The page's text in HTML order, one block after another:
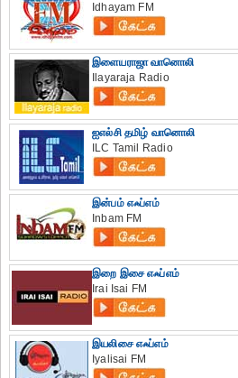
Idhayam FM
இளையராஜா வானொலி
Ilayaraja Radio
ஐஎல்சி தமிழ் வானொலி
ILC Tamil Radio
இன்பம் எஃப்எம்
Inbam FM
இறை இசை எஃப்எம்
Irai Isai FM
இயலிசை எஃப்எம்
Iyalisai FM